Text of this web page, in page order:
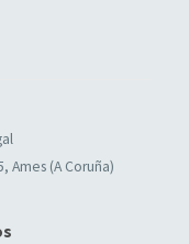
Ames (A Coruña)